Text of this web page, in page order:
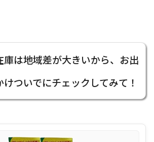
庫は地域差が大きいから、お出
けついでにチェックしてみて！